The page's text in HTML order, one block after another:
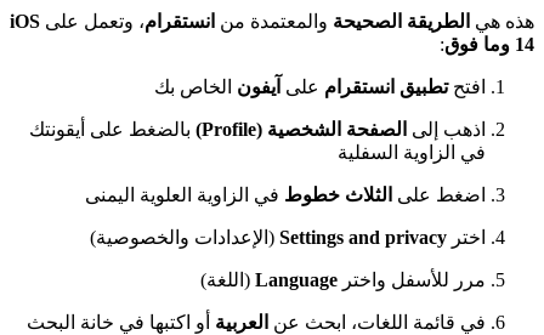
هذه هي الطريقة الصحيحة والمعتمدة من انستقرام، وتعمل على iOS
14 وما فوق
:
افتحتطبيق انستقرام على آيفون الخاص بك
اذهب إلى الصفحة الشخصية (Profile)
بالضغط على أيقونتك
في الزاوية السفلية
اضغط على الثلاث خطوط في الزاوية العلوية اليمنى
اختر Settings and privacy (الإعدادات والخصوصية)
مرر للأسفل واختر Language (اللغة)
في قائمة اللغات، ابحث عن العربية أو اكتبها في خانة البحث